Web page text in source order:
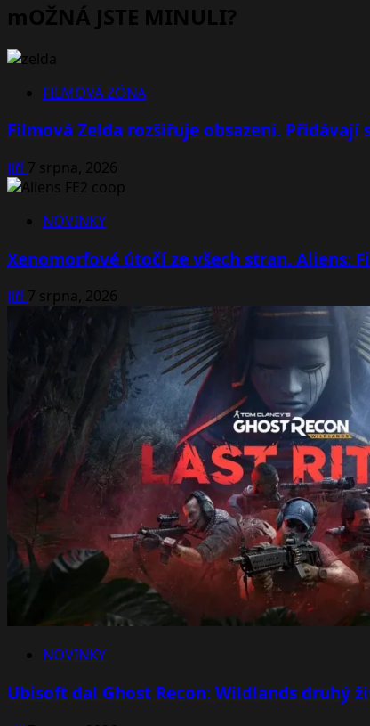
mOŽNÁ JSTE MINULI?
FILMOVÁ ZÓNA
Filmová Zelda rozšiřuje obsazení. Přidávají
Jiří7 srpna, 2026
NOVINKY
Xenomorfové útočí ze všech stran. Aliens:
Jiří7 srpna, 2026
NOVINKY
Ubisoft dal Ghost Recon: Wildlands druhý